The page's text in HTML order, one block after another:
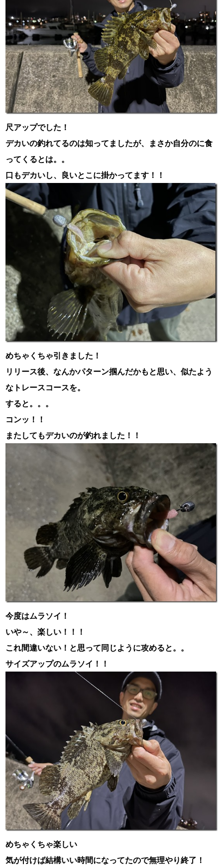
尺アップでした！
デカいの釣れてるのは知ってましたが、まさか自分のに食
ってくるとは。。
口もデカいし、良いとこに掛かってます！！
めちゃくちゃ引きました！
リリース後、なんかパターン掴んだかもと思い、似たよう
なトレースコースを。
すると。。。
コンッ！！
またしてもデカいのが釣れました！！
今度はムラソイ！
いや～、楽しい！！！
これ間違いない！と思って同じように攻めると。。
サイズアップのムラソイ！！
めちゃくちゃ楽しい
気が付けば結構いい時間になってたので無理やり終了！